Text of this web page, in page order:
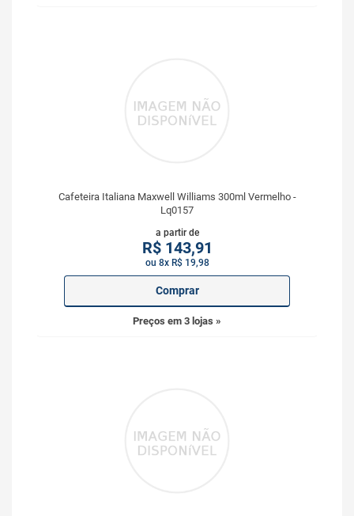
Cafeteira Italiana Maxwell Williams 300ml Vermelho -
Lq0157
a partir de
R$143,91
ou 8x R$ 19,98
Comprar
Preços em 3 lojas »